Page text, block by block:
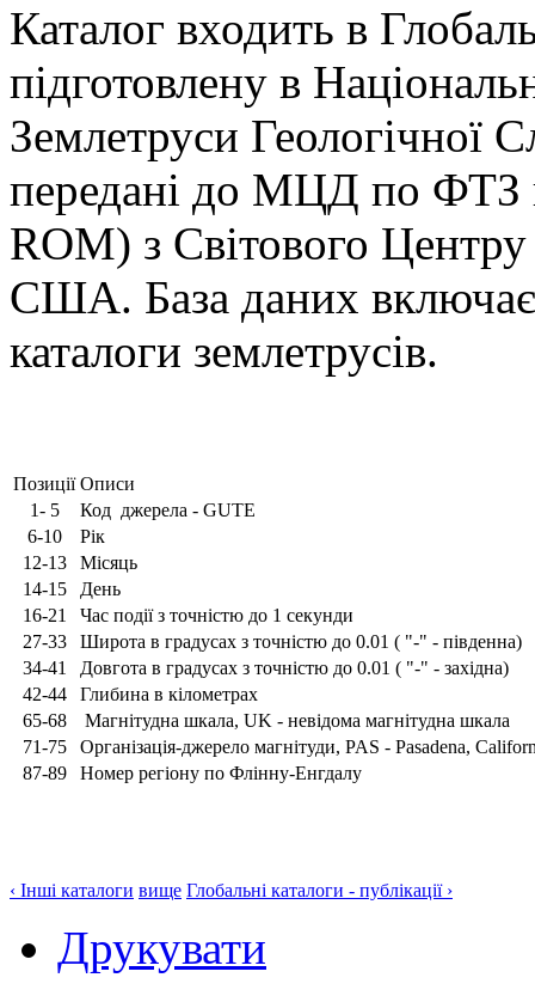
Каталог входить в
підготовлену в
Землетруси
передані до МЦД по ФТЗ
ROM) з Світового
США. База даних включає
каталоги землетрусів.
Позиції Описи
1- 5
Код джерела - GUTE
6-10
Рік
12-13
Місяць
14-15
День
16-21
Час події з точністю до 1 секунди
27-33
Широта в градусах з точністю до 0.01 ( "-" - південна)
34-41
Довгота в градусах з точністю до 0.01 ( "-" - західна)
42-44
Глибина в кілометрах
65-68
Магнітудна шкала, UK - невідома магнітудна шкала
71-75
Організація-джерело магнітуди, PAS - Pasadena,
87-89
Номер регіону по Флінну-Енгдалу
‹ Інші каталоги вище Глобальні каталоги - публікації ›
Друкувати